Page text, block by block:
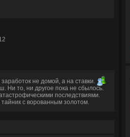
не домой, а на ставки.
Ни то, ни другое пока не сбылось.
последствиями.
с ворованным золотом.